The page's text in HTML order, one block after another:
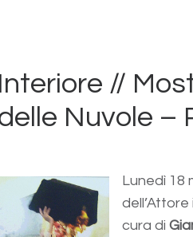
//
Nuvole
Lunedì 18
cura di